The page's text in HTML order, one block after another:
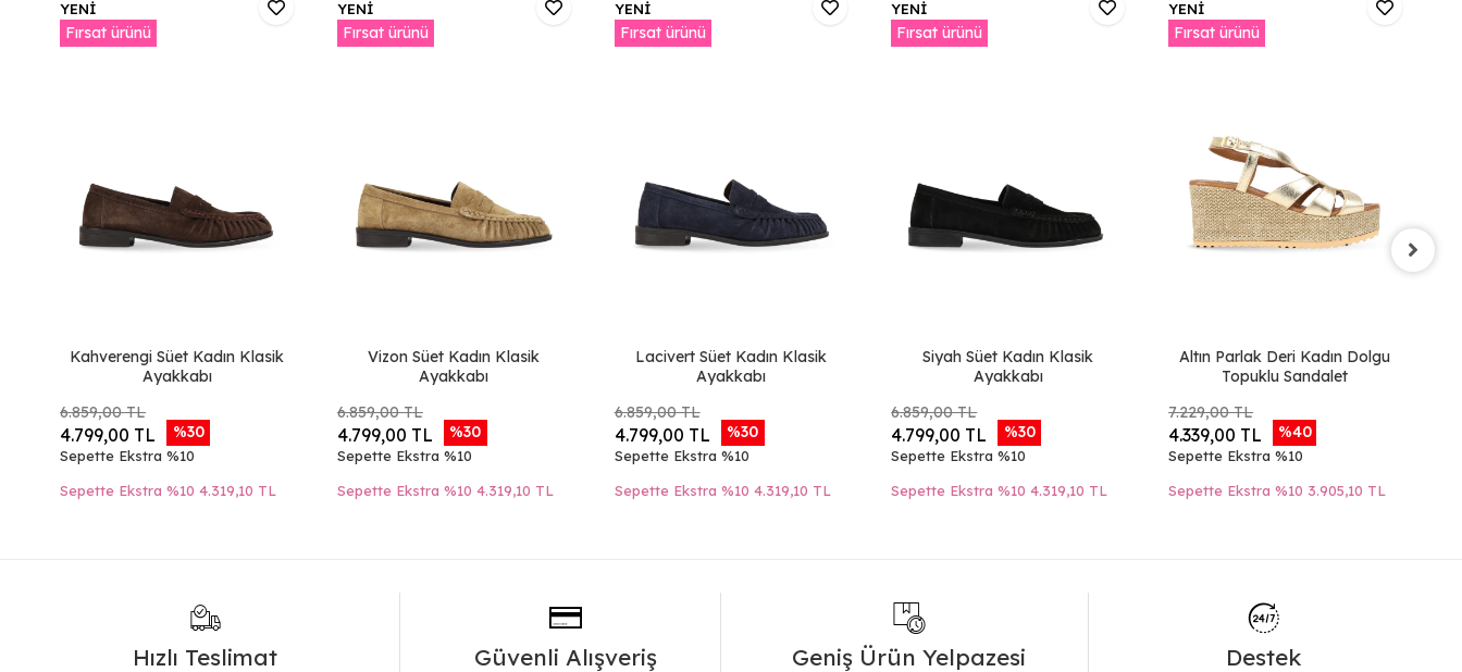
YENİ
Fırsat ürünü
Kahverengi Süet Kadın Klasik
Ayakkabı
6.859,00 TL
4.799,00 TL %30
Sepette Ekstra %10
Sepette Ekstra %10 4.319,10 TL
YENİ
Fırsat ürünü
Vizon Süet Kadın Klasik
Ayakkabı
6.859,00 TL
4.799,00 TL %30
Sepette Ekstra %10
Sepette Ekstra %10 4.319,10 TL
YENİ
Fırsat ürünü
Lacivert Süet Kadın Klasik
Ayakkabı
6.859,00 TL
4.799,00 TL %30
Sepette Ekstra %10
Sepette Ekstra %10 4.319,10 TL
YENİ
Fırsat ürünü
Siyah Süet Kadın Klasik
Ayakkabı
6.859,00 TL
4.799,00 TL %30
Sepette Ekstra %10
Sepette Ekstra %10 4.319,10 TL
YENİ
Fırsat ürünü
Altın Parlak Deri Kadın Dolgu
Topuklu Sandalet
7.229,00 TL
4.339,00 TL %40
Sepette Ekstra %10
Sepette Ekstra %10 3.905,10 TL
Hızlı Teslimat Güvenli Alışveriş Geniş Ürün Yelpazesi Destek